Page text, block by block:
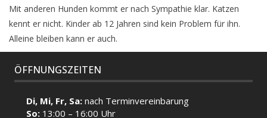
Mit anderen Hunden kommt er nach Sympathie klar. Katzen
kennt er nicht. Kinder ab 12 Jahren sind kein Problem für ihn.
Alleine bleiben kann er auch.
ÖFFNUNGSZEITEN
Di, Mi, Fr, Sa:nach Terminvereinbarung
So: 13:00 – 16:00 Uhr